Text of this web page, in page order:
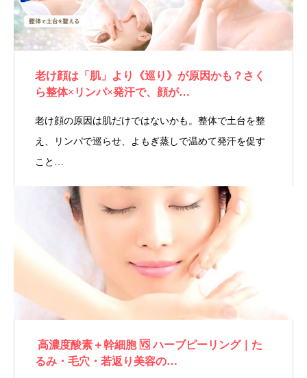
老け顔は「肌」より《巡り》が原因かも？さく
ら整体×リンパ×発汗で、顔が…
老け顔の原因は肌だけではないかも。整体で土台を整
え、リンパで巡らせ、よもぎ蒸しで温めて発汗を促す
こと…
高濃度酸素＋幹細胞 🆚 ハーブピーリング｜た
るみ・毛穴・若返り美容の…